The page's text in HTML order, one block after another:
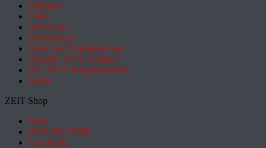
Podcasts
Video
Newsletter
Schlagzeilen
Daten und Visualisierung
Aktuelle ZEIT-Ausgabe
DIE ZEIT Ausgabenarchiv
Spiele
ZEIT Shop
Shop
ZEIT BÜCHER
Geschenke